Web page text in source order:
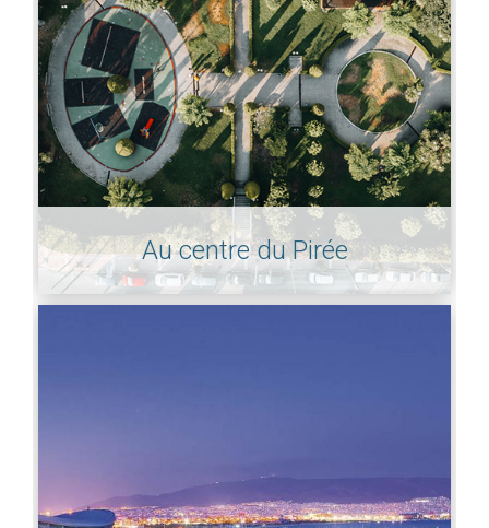
Au centre du Pirée